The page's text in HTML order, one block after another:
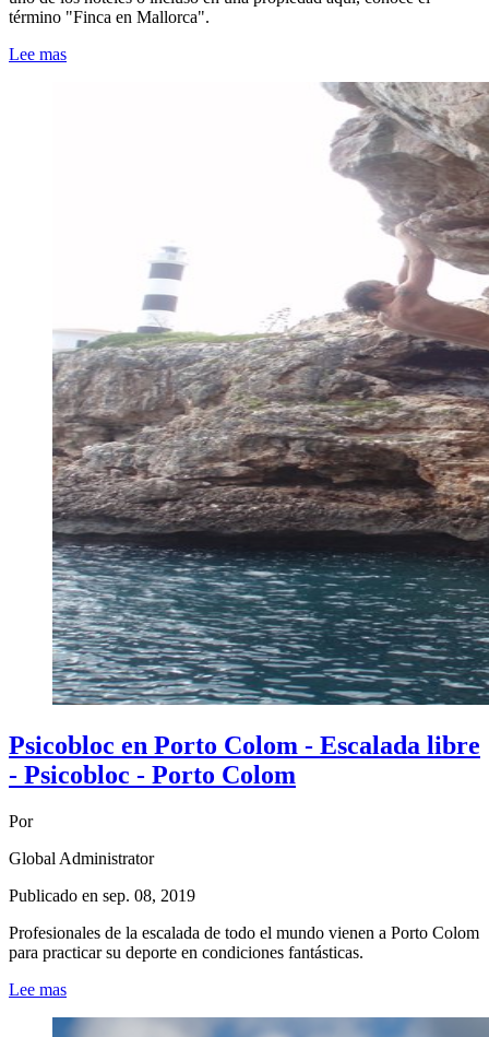
término "Finca en Mallorca".
Lee mas
Psicobloc en Porto Colom - Escalada libre
- Psicobloc - Porto Colom
Por
Global Administrator
Publicado en sep. 08, 2019
Profesionales de la escalada de todo el mundo vienen a Porto Colom
para practicar su deporte en condiciones fantásticas.
Lee mas